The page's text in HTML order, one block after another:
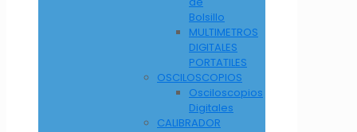
Bolsillo
MULTIMETROS
DIGITALES
PORTATILES
OSCILOSCOPIOS
Osciloscopios
Digitales
CALIBRADOR